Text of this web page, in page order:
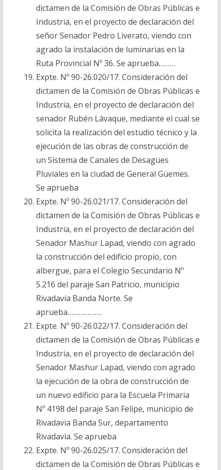
dictamen de la Comisión de Obras Públicas e
Industria, en el proyecto de declaración del
señor Senador Pedro Liverato, viendo con
agrado la instalación de luminarias en la
Ruta Provincial Nº 36. Se aprueba………
Expte. Nº 90-26.020/17. Consideración del
dictamen de la Comisión de Obras Públicas e
Industria, en el proyecto de declaración del
senador Rubén Lávaque, mediante el cual se
solicita la realización del estudio técnico y la
ejecución de las obras de construcción de
un Sistema de Canales de Desagües
Pluviales en la ciudad de General Güemes.
Se aprueba
Expte. Nº 90-26.021/17. Consideración del
dictamen de la Comisión de Obras Públicas e
Industria, en el proyecto de declaración del
Senador Mashur Lapad, viendo con agrado
la construcción del edificio propio, con
albergue, para el Colegio Secundario Nº
5.216 del paraje San Patricio, municipio
Rivadavia Banda Norte. Se
aprueba……………….
Expte. Nº 90-26.022/17. Consideración del
dictamen de la Comisión de Obras Públicas e
Industria, en el proyecto de declaración del
Senador Mashur Lapad, viendo con agrado
la ejecución de la obra de construcción de
un nuevo edificio para la Escuela Primaria
Nº 4198 del paraje San Felipe, municipio de
Rivadavia Banda Sur, departamento
Rivadavia. Se aprueba
Expte. Nº 90-26.025/17. Consideración del
dictamen de la Comisión de Obras Públicas e